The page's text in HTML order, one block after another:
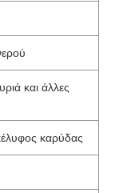
και άλλες
καρύδας